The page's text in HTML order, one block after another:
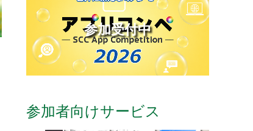
参加受付中
参加者向けサービス